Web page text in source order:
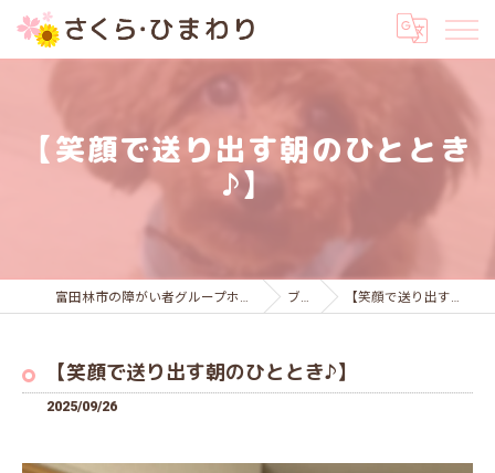
【笑顔で送り出す朝のひととき
♪】
富田林市の障がい者グループホームはさくら・ひまわり ブログ 【笑顔で送り出す朝のひととき♪】
【笑顔で送り出す朝のひととき♪】
2025/09/26